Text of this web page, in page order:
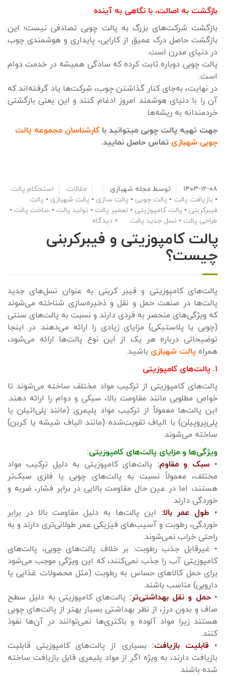
بازگشت به اصالت، با نگاهی به آینده
بازگشت شرکت‌های بزرگ به پالت چوبی تصادفی نیست؛ این
بازگشت حاصل درک عمیق از کارایی، پایداری و هوشمندی چوب
در دنیای مدرن است.
پالت چوبی دوباره ثابت کرده که سادگی همیشه در خدمت دوام
است.
در نهایت، به‌جای کنار گذاشتن چوب، شرکت‌ها یاد گرفته‌اند که
آن را با دنیای هوشمند امروز ادغام کنند و این یعنی بازگشتی
خردمندانه به ریشه‌ها
جهت تهیه پالت چوبی میتوانید با کارشناسان مجموعه پالت
چوبی شهبازی تماس حاصل نمایید.
۱۴۰۳-۱۲-۰۸ توسط مجله شهبازی مقالات
استحکام پالت
• بازیافت پالت • پالت چوبی • پالت سازی • پالت شهبازی • پالت
فیبرکربنی • پالت کامپوزیتی • تعمیر پالت • تولید پالت • ساخت پالت •
طراحی پالت • نسل جدید پالت 0 دیدگاه
پالت کامپوزیتی و فیبرکربنی
چیست؟
پالت‌های کامپوزیتی و فیبر کربنی به عنوان نسل‌های جدید
پالت‌ها در صنعت حمل و نقل و ذخیره‌سازی شناخته می‌شوند
که ویژگی‌های منحصر به فردی دارند و نسبت به پالت‌های سنتی
(چوبی یا پلاستیکی) مزایای زیادی را ارائه می‌دهند. در اینجا
توضیحاتی درباره هر یک از این نوع پالت‌ها ارائه می‌شود،
همراه پالت شهبازی باشید.
۱. پالت‌های کامپوزیتی
پالت‌های کامپوزیتی از ترکیب مواد مختلف ساخته می‌شوند تا
خواص مطلوبی مانند مقاومت بالا، سبکی و دوام را ارائه دهند.
این پالت‌ها معمولاً از ترکیب مواد پلیمری (مانند پلی‌اتیلن یا
پلی‌پروپیلن) با الیاف تقویت‌شده (مانند الیاف شیشه یا کربن)
ساخته می‌شوند.
ویژگی‌ها و مزایای پالت‌های کامپوزیتی:
• سبک و مقاوم: پالت‌های کامپوزیتی به دلیل ترکیب مواد
مختلف، معمولاً نسبت به پالت‌های چوبی یا فلزی سبک‌تر
هستند، اما در عین حال مقاومت بالایی در برابر فشار، ضربه و
خوردگی دارند.
• طول عمر بالا: این پالت‌ها به دلیل مقاومت بالا در برابر
خوردگی، رطوبت و آسیب‌های فیزیکی عمر طولانی‌تری دارند و به
راحتی خراب نمی‌شوند.
• غیرقابل جذب رطوبت: بر خلاف پالت‌های چوبی، پالت‌های
کامپوزیتی آب را جذب نمی‌کنند، که این ویژگی موجب می‌شود
برای حمل کالاهای حساس به رطوبت (مثل محصولات غذایی یا
دارویی) مناسب باشند.
•حمل و نقل بهداشتی‌تر: پالت‌های کامپوزیتی به دلیل سطح
صاف و بدون درز، از نظر بهداشتی بسیار بهتر از پالت‌های چوبی
هستند زیرا مواد آلوده و باکتری‌ها نمی‌توانند در آن‌ها نفوذ
کنند.
• قابلیت بازیافت: بسیاری از پالت‌های کامپوزیتی قابلیت
بازیافت دارند، به ویژه اگر از مواد پلیمری قابل بازیافت ساخته
شده باشند.